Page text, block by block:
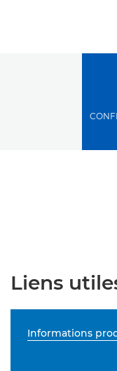
Liens
Informations